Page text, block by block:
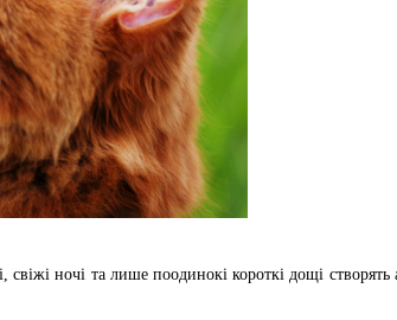
свіжі ночі та лише поодинокі короткі дощі